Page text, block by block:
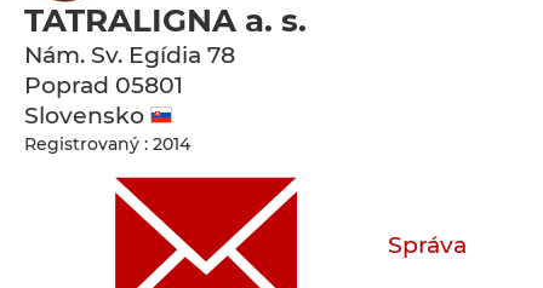
TATRALIGNA a. s.
Nám. Sv. Egídia 78
Poprad 05801
Slovensko
Registrovaný : 2014
Správa